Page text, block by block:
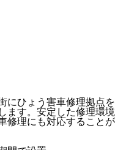
にひょう害車修理拠点を
ます。安定した修理環境
修理にも対応することが